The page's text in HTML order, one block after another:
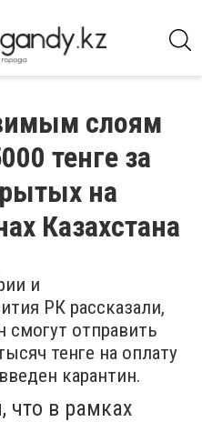
слоям
тенге за
на
Казахстана
и
РК рассказали,
смогут отправить
тенге на оплату
карантин.
в рамках